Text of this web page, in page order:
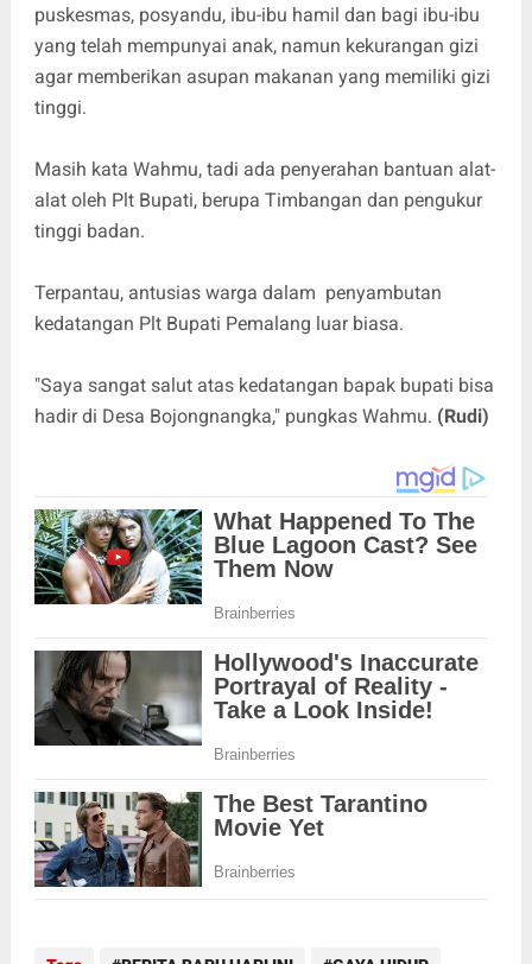
puskesmas, posyandu, ibu-ibu hamil dan bagi ibu-ibu
yang telah mempunyai anak, namun kekurangan gizi
agar memberikan asupan makanan yang memiliki gizi
tinggi.
Masih kata Wahmu, tadi ada penyerahan bantuan alat-
alat oleh Plt Bupati, berupa Timbangan dan pengukur
tinggi badan.
Terpantau, antusias warga dalam penyambutan
kedatangan Plt Bupati Pemalang luar biasa.
"Saya sangat salut atas kedatangan bapak bupati bisa
hadir di Desa Bojongnangka," pungkas Wahmu. (Rudi)